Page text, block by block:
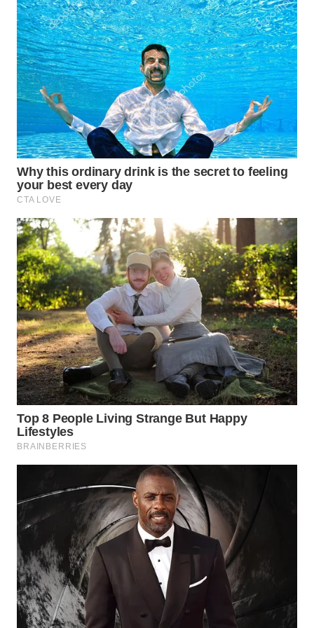
WN
PRIANGAN
TIMUR
WN
SEMARANG
WN
SOLO
WN
BOROBUDUR
WN
MADURA
WN
SURABAYA
WN
NATUNA
WN
BINTAN
WN
MANDALIKA
WN
LIKUPANG
WN
LABUANBAJO
WN
BORNEO